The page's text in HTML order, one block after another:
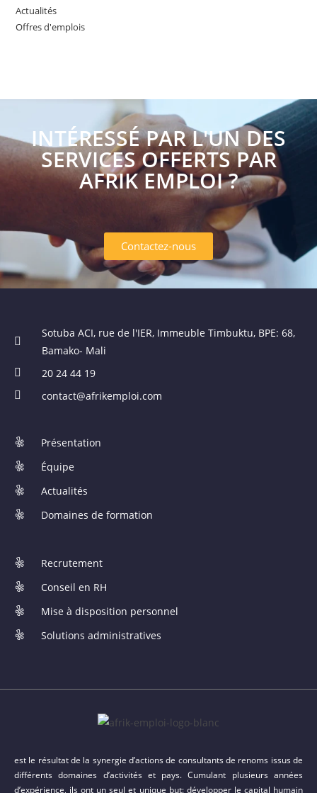
Actualités
Offres d'emplois
INTÉRESSÉ PAR L'UN DES
SERVICES OFFERTS PAR
AFRIK EMPLOI ?
Contactez-nous
Sotuba ACI, rue de l'IER, Immeuble Timbuktu, BPE: 68,
Bamako- Mali
20 24 44 19
contact@afrikemploi.com
Présentation
Équipe
Actualités
Domaines de formation
Recrutement
Conseil en RH
Mise à disposition personnel
Solutions administratives
est le résultat de la synergie d’actions de consultants de renoms issus de
différents domaines d’activités et pays. Cumulant plusieurs années
d’expérience, ils ont un seul et unique but: développer le capital humain